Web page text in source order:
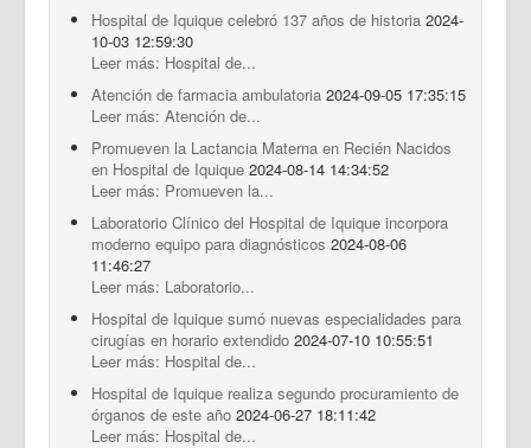
Hospital de Iquique celebró 137 años de historia 2024-
10-03 12:59:30
Leer más: Hospital de...
Atención de farmacia ambulatoria 2024-09-05 17:35:15
Leer más: Atención de...
Promueven la Lactancia Materna en Recién Nacidos
en Hospital de Iquique 2024-08-14 14:34:52
Leer más: Promueven la...
Laboratorio Clínico del Hospital de Iquique incorpora
moderno equipo para diagnósticos 2024-08-06
11:46:27
Leer más: Laboratorio...
Hospital de Iquique sumó nuevas especialidades para
cirugías en horario extendido 2024-07-10 10:55:51
Leer más: Hospital de...
Hospital de Iquique realiza segundo procuramiento de
órganos de este año 2024-06-27 18:11:42
Leer más: Hospital de...